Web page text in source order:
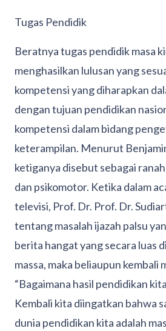
Tugas Pendidik
Beratnya tugas pendidik masa
menghasilkan lulusan yang
kompetensi yang diharapkan
dengan tujuan pendidikan
kompetensi dalam bidang
keterampilan. Menurut
ketiganya disebut sebagai
dan psikomotor. Ketika dalam
televisi, Prof. Dr. Prof. Dr.
tentang masalah ijazah palsu
berita hangat yang secara luas
massa, maka beliaupun kembali
“Bagaimana hasil pendidikan
Kembali kita diingatkan bahwa
dunia pendidikan kita adalah